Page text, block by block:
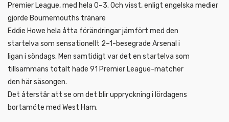
Premier League, med hela 0–3. Och visst, enligt engelska medier
gjorde Bournemouths tränare
Eddie Howe hela åtta förändringar jämfört med den
startelva som sensationellt 2–1-besegrade Arsenal i
ligan i söndags. Men samtidigt var det en startelva som
tillsammans totalt hade 91 Premier League-matcher
den här säsongen.
Det återstår att se om det blir uppryckning i lördagens
bortamöte med West Ham.